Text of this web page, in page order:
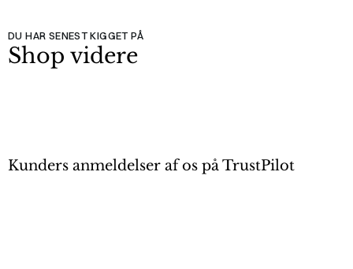
DU HAR SENEST KIGGET PÅ
Shop videre
Kunders anmeldelser af os på TrustPilot